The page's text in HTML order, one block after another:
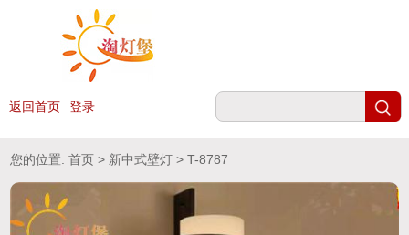
返回首页 登录
您的位置:首页 > 新中式壁灯 > T-8787